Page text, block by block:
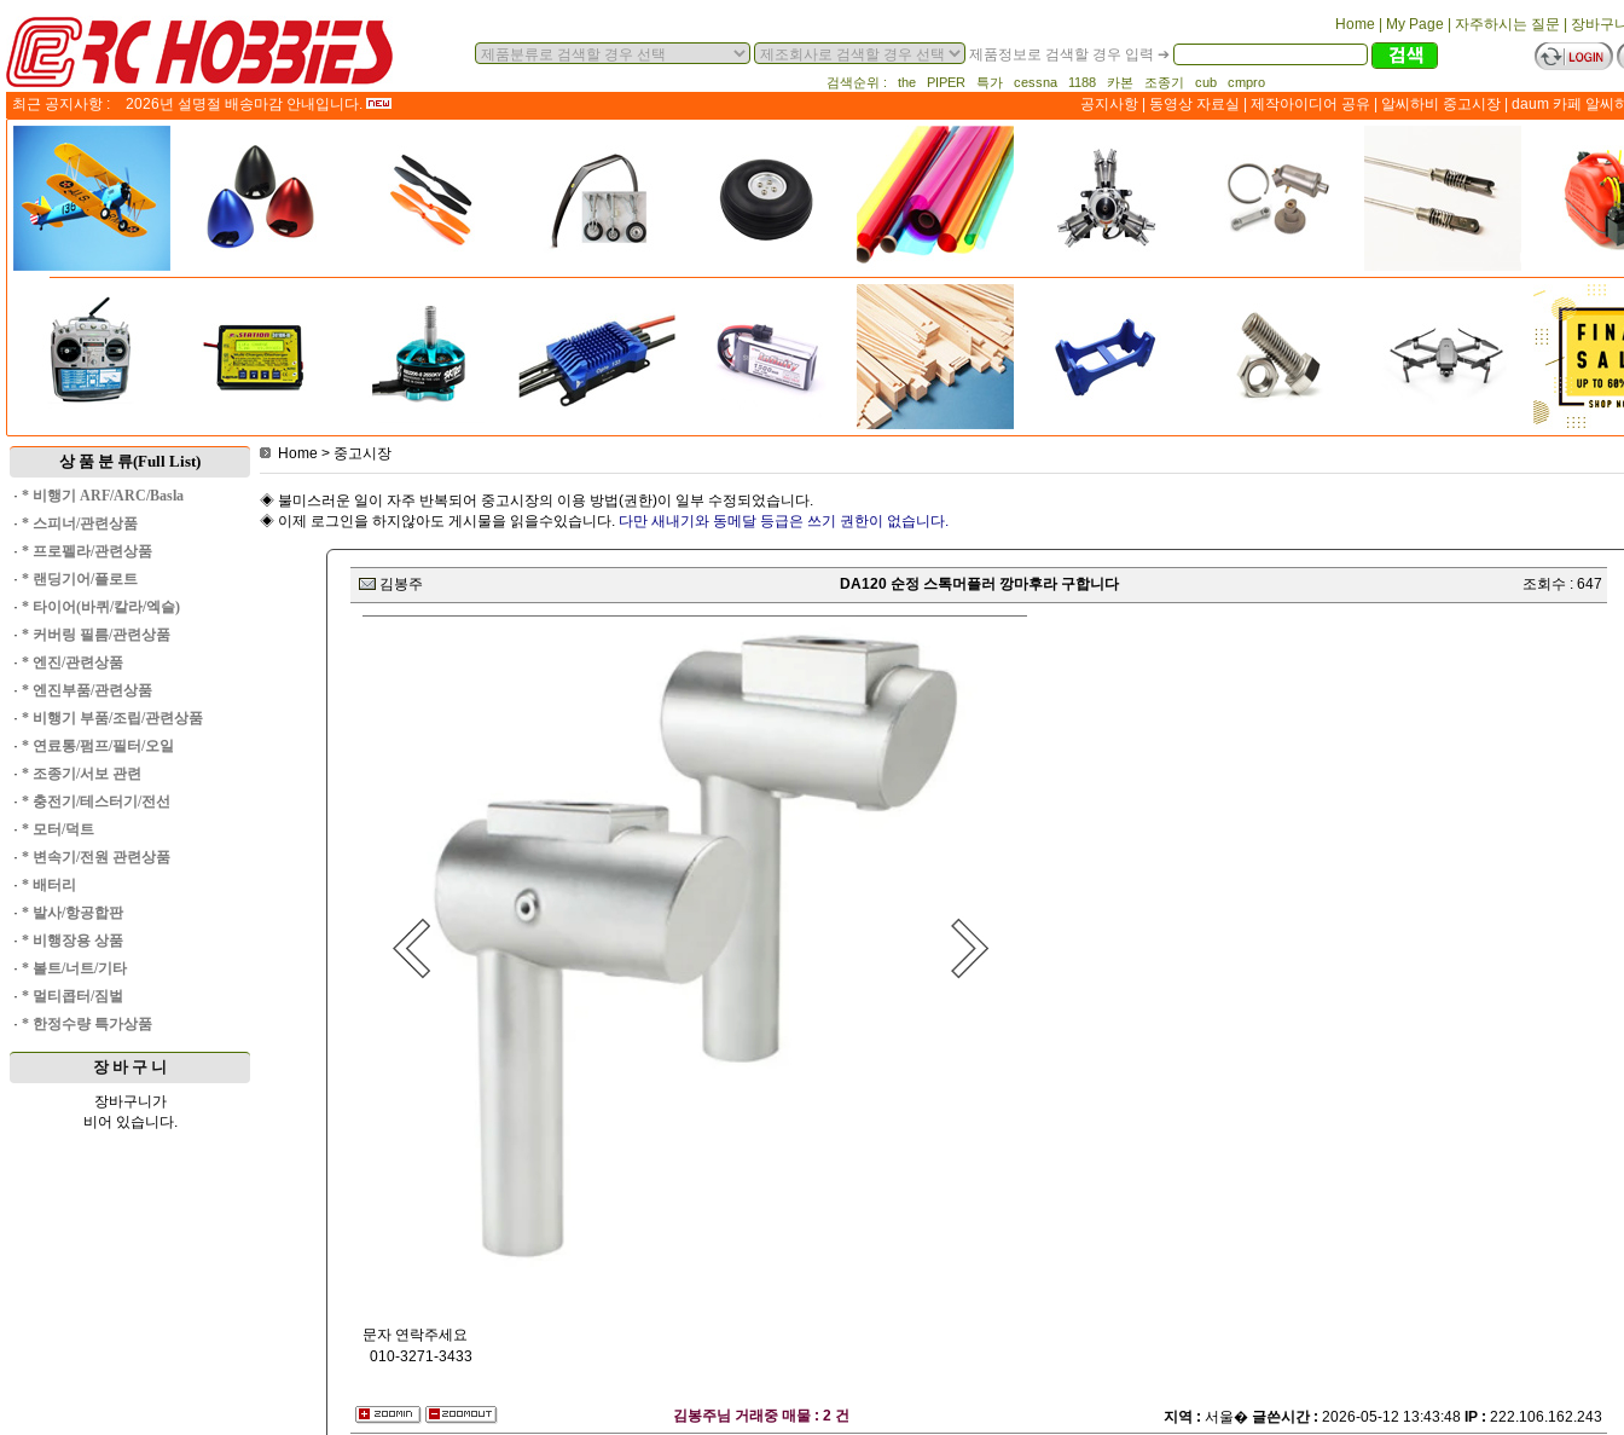
Home My Page 자주하시는 질문
장바구
제품정보로 검색할 경우 입력 ➔
검색순위 : the PIPER 특가 cessna 1188 카본 조종기 cub cmpro
최근 공지사항 : 2026년 설명절 배송마감 안내입니다. 공지사항 동영상 자료실 제작아이디어 공유 알씨하비 중고시장 daum 카페 알씨
상 품 분 류(Full List)
· * 비행기 ARF/ARC/Basla
· * 스피너/관련상품
· * 프로펠라/관련상품
· * 랜딩기어/플로트
· * 타이어(바퀴/칼라/엑슬)
· * 커버링 필름/관련상품
· * 엔진/관련상품
· * 엔진부품/관련상품
· * 비행기 부품/조립/관련상품
· * 연료통/펌프/필터/오일
· * 조종기/서보 관련
· * 충전기/테스터기/전선
· * 모터/덕트
· * 변속기/전원 관련상품
· * 배터리
· * 발사/항공합판
· * 비행장용 상품
· * 볼트/너트/기타
· * 멀티콥터/짐벌
· * 한정수량 특가상품
장 바 구 니
장바구니가
비어 있습니다.
Home > 중고시장
◈ 불미스러운 일이 자주 반복되어 중고시장의 이용 방법(권한)이 일부 수정되었습니다.
◈ 이제 로그인을 하지않아도 게시물을 읽을수있습니다. 다만 새내기와 동메달 등급은 쓰기 권한이 없습니다.
김봉주 DA120 순정 스톡머플러 깡마후라 구합니다 조회수 : 647
문자 연락주세요
010-3271-3433
김봉주님 거래중 매물 : 2 건 지역 : 서울� 글쓴시간 : 2026-05-12 13:43:48 IP : 222.106.162.243